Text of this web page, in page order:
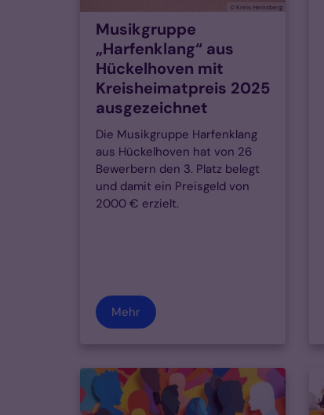
© Kreis Heinsberg
Musikgruppe
„Harfenklang“ aus
Hückelhoven mit
Kreisheimatpreis 2025
ausgezeichnet
Die Musikgruppe Harfenklang
aus Hückelhoven hat von 26
Bewerbern den 3. Platz belegt
und damit ein Preisgeld von
2000 € erzielt.
Mehr